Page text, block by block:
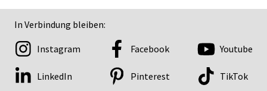
In Verbindung bleiben:
Instagram Facebook Youtube
LinkedIn Pinterest TikTok